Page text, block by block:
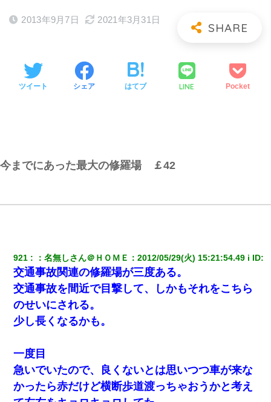
2013年9月7日 2021年3月31日
ツイート シェア はてブ LINE Pocket
今までにあった最大の修羅場 ￡42
921 ：名無しさん＠ＨＯＭＥ ：2012/05/29(火) 15:21:54.49 i ID:
交通事故関連の修羅場が三度ある。
交通事故を間近で目撃して、しかもそれをこちら
のせいにされる。
少し長くなるかも。
一度目
急いでいたので、良くないとは思いつつ車が来な
かったら赤だけど横断歩道渡っちゃおうかと考え